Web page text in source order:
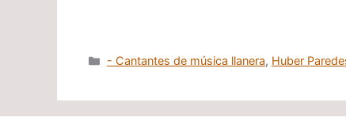
Categorías
- Cantantes de música llanera, Huber